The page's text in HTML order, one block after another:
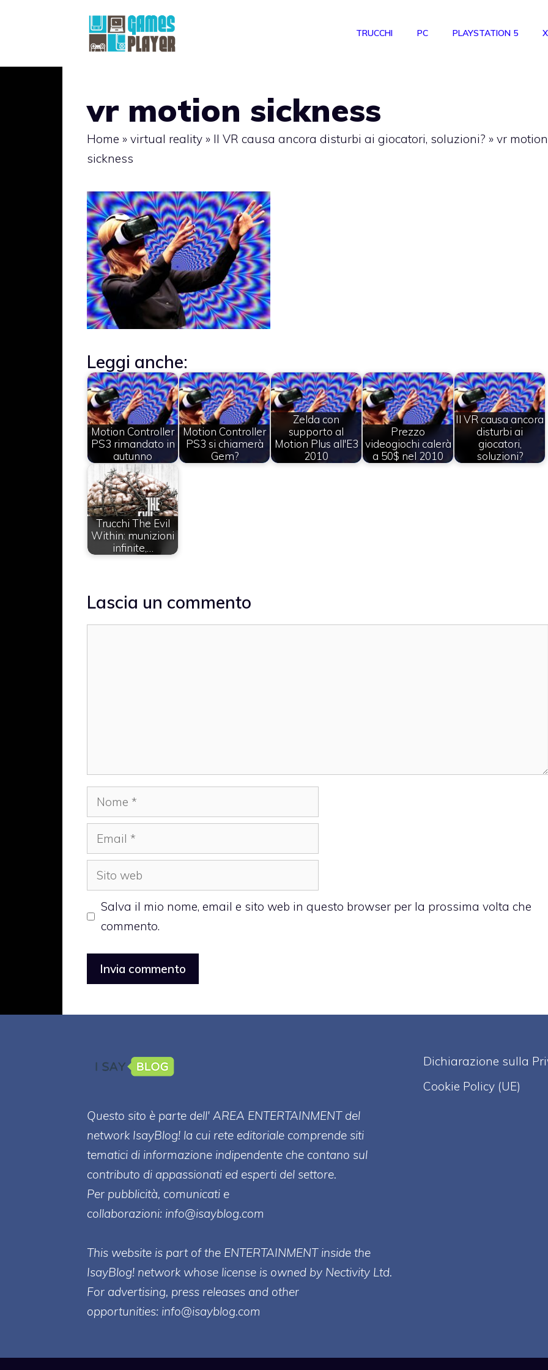
TRUCCHI PC PLAYSTATION 5
vr motion sickness
Home » virtual reality » Il VR causa ancora disturbi ai giocatori, soluzioni? » vr motion
sickness
Leggi anche:
Motion Controller
PS3 rimandato in
autunno
Motion Controller
PS3 si chiamerà
Gem?
Zelda con
supporto al
Motion Plus all'E3
2010
Prezzo
videogiochi calerà
a 50$ nel 2010
Il VR causa ancora
disturbi ai
giocatori,
soluzioni?
Trucchi The Evil
Within: munizioni
infinite,…
Lascia un commento
Nome
Email
Sito
web
Salva il mio nome, email e sito web in questo browser per la prossima volta che
commento.
Questo sito è parte dell' AREA ENTERTAINMENT del
network IsayBlog! la cui rete editoriale comprende siti
tematici di informazione indipendente che contano sul
contributo di appassionati ed esperti del settore.
Per pubblicità, comunicati e
collaborazioni: info@isayblog.com
This website is part of the ENTERTAINMENT inside the
IsayBlog! network whose license is owned by Nectivity Ltd.
For advertising, press releases and other
opportunities: info@isayblog.com
Dichiarazione sulla
Cookie Policy (UE)